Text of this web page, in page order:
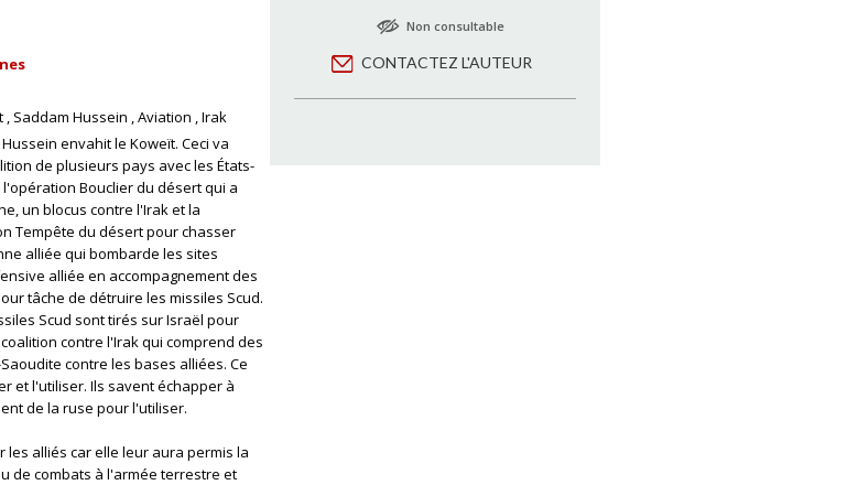
Saddam Hussein Aviation Irak
envahit le Koweït. Ceci va
de plusieurs pays avec les États-
Bouclier du désert qui a
un blocus contre l'Irak et la
Tempête du désert pour chasser
alliée qui bombarde les sites
alliée en accompagnement des
tâche de détruire les missiles Scud.
Scud sont tirés sur Israël pour
contre l'Irak qui comprend des
contre les bases alliées. Ce
et l'utiliser. Ils savent échapper à
de la ruse pour l'utiliser.
alliés car elle leur aura permis la
de combats à l'armée terrestre et
Non consultable
CONTACTEZ L'AUTEUR